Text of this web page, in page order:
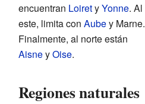
encuentran LoiretyYonne. Al
este, limita con Aubey Marne.
Finalmente, al norte están
AisneyOise.
Regiones naturales